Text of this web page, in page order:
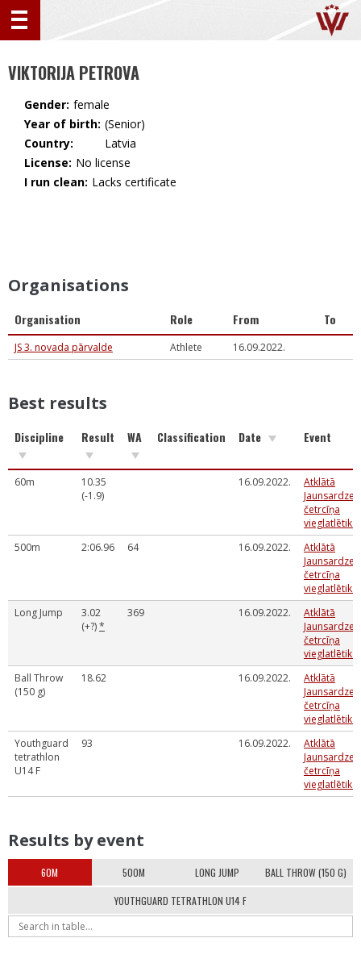
VIKTORIJA PETROVA
Gender: female
Year of birth: (Senior)
Country:
🇱🇻 Latvia
License: No license
I run clean: Lacks certificate
Organisations
Organisation Role From To
JS 3. novada pārvalde Athlete 16.09.2022.
Best results
Discipline Result WA Classification Date Event
60m
10.35
(-1.9)
16.09.2022.
Atklātā
Jaunsardzes
četrcīņa
vieglatlētikā
500m
2:06.96 64 16.09.2022.
Atklātā
Jaunsardzes
četrcīņa
vieglatlētikā
Long Jump
3.02
(+?)*
369 16.09.2022.
Atklātā
Jaunsardzes
četrcīņa
vieglatlētikā
Ball Throw
(150 g)
18.62 16.09.2022.
Atklātā
Jaunsardzes
četrcīņa
vieglatlētikā
Youthguard
tetrathlon
U14 F
93 16.09.2022.
Atklātā
Jaunsardzes
četrcīņa
vieglatlētikā
Results by event
60M 500M LONG JUMP BALL THROW (150 G)
YOUTHGUARD TETRATHLON U14 F